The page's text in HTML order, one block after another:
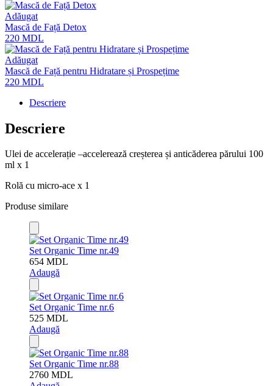
Adăugat
Mască de Față Detox
220 MDL
Adăugat
Mască de Față pentru Hidratare și Prospețime
220 MDL
Descriere
Descriere
Ulei de accelerație –accelerează creșterea și anticăderea părului 100
ml x 1
Rolă cu micro-ace x 1
Produse similare
Set Organic Time nr.49
654 MDL
Adaugă
Set Organic Time nr.6
525 MDL
Adaugă
Set Organic Time nr.88
2760 MDL